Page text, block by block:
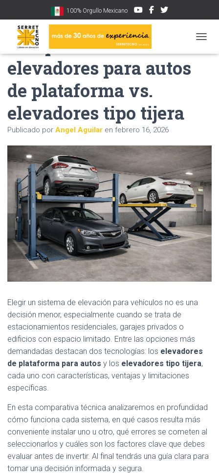
100% Orgullo Mexicano
Comparativa:
elevadores para autos
de plataforma vs.
elevadores tipo tijera
Publicado por Angel Aguilar en febrero 16, 2026
Elegir un sistema de elevación para vehículos no es una
decisión menor, especialmente cuando se trata de
estacionamientos residenciales, garajes privados o
edificios con espacio limitado. Entre las opciones más
demandadas destacan dos tecnologías: los elevadores
de plataforma para autos y los elevadores tipo tijera,
cada uno con características, ventajas y limitaciones
específicas.
En esta comparativa técnica analizaremos en profundidad
cómo funciona cada sistema, en qué casos resulta más
conveniente instalar uno u otro, qué errores se cometen al
seleccionarlos y cuáles son los factores clave que debes
evaluar antes de invertir. Al final tendrás una guía clara para
tomar una decisión informada y segura.